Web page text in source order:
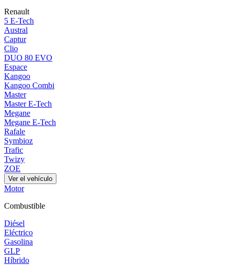
Renault
5 E-Tech
Austral
Captur
Clio
DUO 80 EVO
Espace
Kangoo
Kangoo Combi
Master
Master E-Tech
Megane
Megane E-Tech
Rafale
Symbioz
Trafic
Twizy
ZOE
Ver el vehículo
Motor
Combustible
Diésel
Eléctrico
Gasolina
GLP
Híbrido